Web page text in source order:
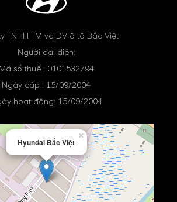
TNHH TM và DV ô tô Bắc Việt
Người đại diện:
Mã số thuế : 0101532794
Ngày cấp : 15/09/2004
hoạt động: 15/09/2004
Hyundai Bắc Việt
×